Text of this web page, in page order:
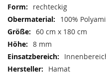
rechteckig
100%
60 cm x 180 cm
8 mm
Hamat